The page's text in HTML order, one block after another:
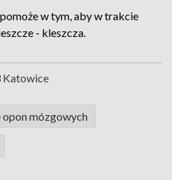
w tym, aby w trakcie
- kleszcza.
Katowice
opon mózgowych